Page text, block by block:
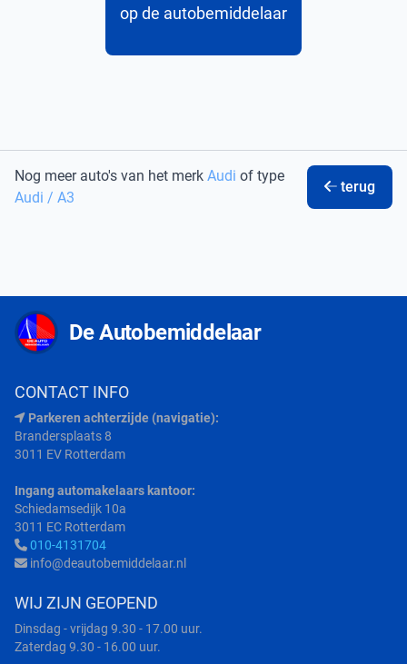
op de autobemiddelaar
Nog meer auto's van het merk Audi of type
Audi / A3
terug
De Autobemiddelaar
CONTACT INFO
Parkeren achterzijde (navigatie):
Brandersplaats 8
3011 EV Rotterdam
Ingang automakelaars kantoor:
Schiedamsedijk 10a
3011 EC Rotterdam
010-4131704
info@deautobemiddelaar.nl
WIJ ZIJN GEOPEND
Dinsdag - vrijdag 9.30 - 17.00 uur.
Zaterdag 9.30 - 16.00 uur.